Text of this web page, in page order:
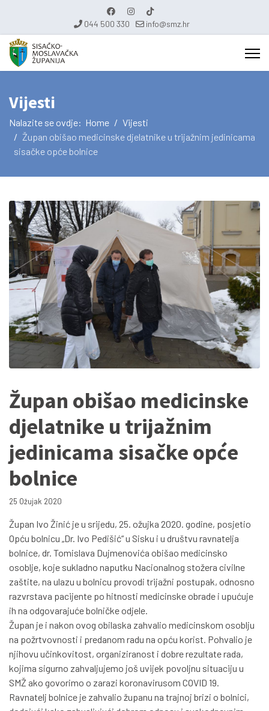
044 500 330 info@smz.hr
Vijesti
Nalazite se ovdje: Home
Vijesti
Župan obišao medicinske djelatnike u trijažnim jedinicama
sisačke opće bolnice
Župan obišao medicinske
djelatnike u trijažnim
jedinicama sisačke opće
bolnice
25 Ožujak 2020
Župan Ivo Žinić je u srijedu, 25. ožujka 2020. godine, posjetio
Opću bolnicu „Dr. Ivo Pedišić“ u Sisku i u društvu ravnatelja
bolnice, dr. Tomislava Dujmenovića obišao medicinsko
osoblje, koje sukladno naputku Nacionalnog stožera civilne
zaštite, na ulazu u bolnicu provodi trijažni postupak, odnosno
razvrstava pacijente po hitnosti medicinske obrade i upućuje
ih na odgovarajuće bolničke odjele.
Župan je i nakon ovog obilaska zahvalio medicinskom osoblju
na požrtvovnosti i predanom radu na opću korist. Pohvalio je
njihovu učinkovitost, organiziranost i dobre rezultate rada,
kojima sigurno zahvaljujemo još uvijek povoljnu situaciju u
SMŽ ako govorimo o zarazi koronavirusom COVID 19.
Ravnatelj bolnice je zahvalio županu na trajnoj brizi o bolnici,